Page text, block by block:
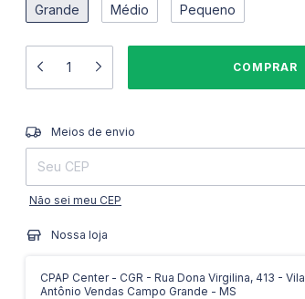
Grande Médio Pequeno
Entregas para o CEP:
Meios de envio
Não sei meu CEP
Nossa loja
CPAP Center - CGR - Rua Dona Virgilina, 413 - Vila
Antônio Vendas Campo Grande - MS